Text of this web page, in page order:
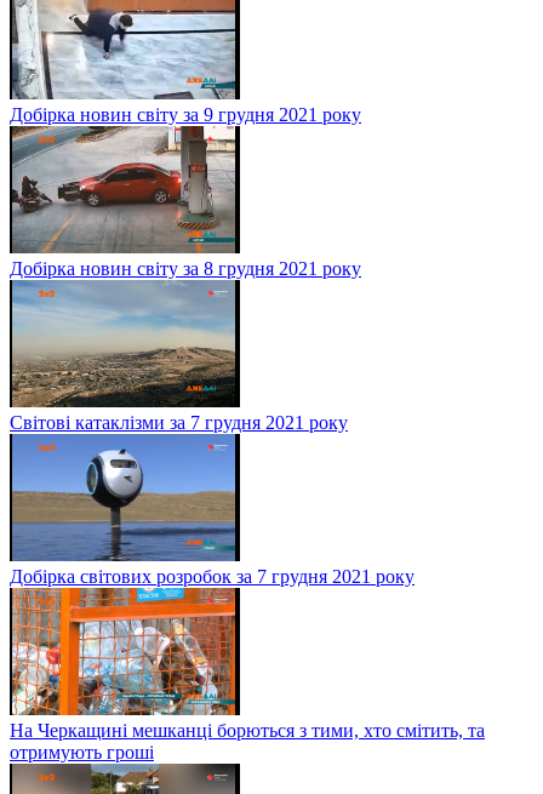
Добірка новин світу за 9 грудня 2021 року
Добірка новин світу за 8 грудня 2021 року
Світові катаклізми за 7 грудня 2021 року
Добірка світових розробок за 7 грудня 2021 року
На Черкащині мешканці борються з тими, хто смітить, та
отримують гроші